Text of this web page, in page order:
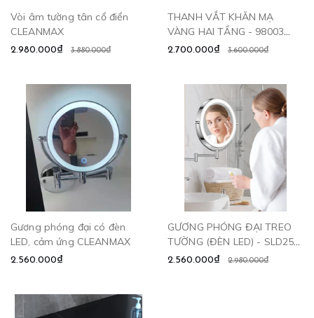
Vòi âm tường tân cổ điển
CLEANMAX
2.980.000₫ 3.880.000₫
THANH VẮT KHĂN MẠ
VÀNG HAI TẦNG - 98003
CLEANMAX
2.700.000₫ 3.600.000₫
Gương phóng đại có đèn
LED, cảm ứng CLEANMAX
2.560.000₫
GƯƠNG PHÓNG ĐẠI TREO
TƯỜNG (ĐÈN LED) - SLD256
CLEANMAX
2.560.000₫ 2.980.000₫